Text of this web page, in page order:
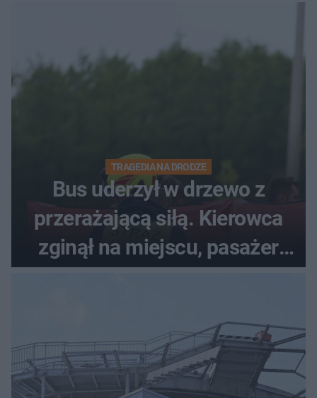
TRAGEDIA NA DRODZE
Bus uderzył w drzewo z
przerażającą siłą. Kierowca
zginął na miejscu, pasażer